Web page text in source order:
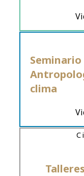
clima